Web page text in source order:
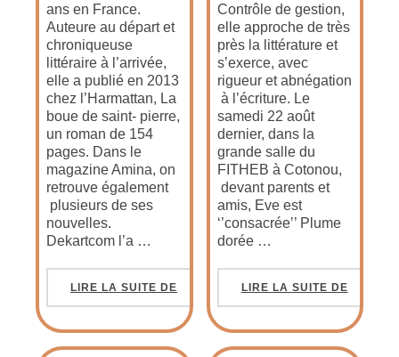
ans en France.
Auteure au départ et
chroniqueuse
littéraire à l’arrivée,
elle a publié en 2013
chez l’Harmattan, La
boue de saint- pierre,
un roman de 154
pages. Dans le
magazine Amina, on
retrouve également
plusieurs de ses
nouvelles.
Dekartcom l’a …
LIRE LA SUITE DE
Contrôle de gestion,
elle approche de très
près la littérature et
s’exerce, avec
rigueur et abnégation
à l’écriture. Le
samedi 22 août
dernier, dans la
grande salle du
FITHEB à Cotonou,
devant parents et
amis, Eve est
‘’consacrée’’ Plume
dorée …
LIRE LA SUITE DE